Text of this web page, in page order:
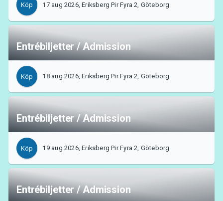
Köp 17 aug 2026, Eriksberg Pir Fyra 2, Göteborg
Entrébiljetter / Admission
Köp 18 aug 2026, Eriksberg Pir Fyra 2, Göteborg
Entrébiljetter / Admission
Köp 19 aug 2026, Eriksberg Pir Fyra 2, Göteborg
Entrébiljetter / Admission